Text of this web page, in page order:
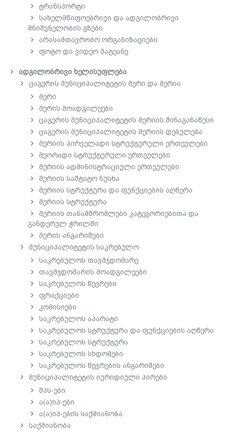
ტრანსპორტი
სახელმწიფოებრივი და ადგილობრივი
მნიშვნელობის გზები
არასამთავრობო ორგანიზაციები
ფოტო და ვიდეო მატეანე
ადგილობრივი ხელისუფლება
ცაგერის მუნიციპალიტეტის მერი და მერია
მერი
მერის მოადგილეები
ცაგერის მუნიციპალიტეტის მერიის შინაგანაწესი
ცაგერის მუნიციპალიტეტის მერიის დებულება
მერიის პირველადი სტრუქტურული ერთეულები
მეორადი სტრუქტურული ერთეულები
მერიის ადმინისტრაციული ერთეულები
მერიის საშტატო ნუსხა
მერიის სტრუქტურა და ფუნქციების აღწერა
მერიის სტრუქტურა
მერიის თანამშრომლები კატეგორიებითა და
განდერულ ჭრილში
მერის ანგარიშები
მუნიციპალიტეტის საკრებულო
საკრებულოს თავმჯდომარე
თავმჯდომარის მოადგილეები
საკრებულოს წევრები
ფრაქციები
კომისიები
საკრებულოს აპარატი
საკრებულოს სტრუქტურა და ფუნქციების აღწერა
საკრებულოს სტრუქტურა
საკრებულოს სხდომები
საკრებულოს წევრების ანგარიშები
მუნიციპალიტეტის იურიდიული პირები
შპს-ები
ა(ა)იპ-ები
ა(ა)იპ-ების საქმიანობა
საქმიანობა